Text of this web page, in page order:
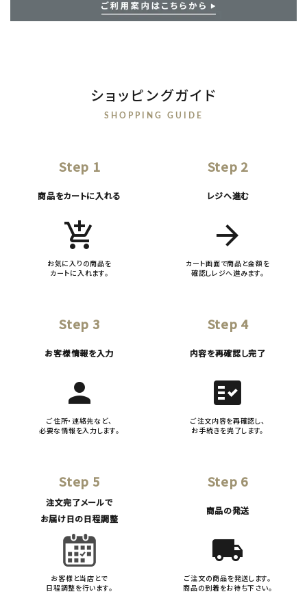
ショッピングガイド
SHOPPING GUIDE
Step 1
商品をカートに入れる
add_shopping_cart
お気に入りの商品を
カートに入れます。
Step 2
レジへ進む
arrow_forward
カート画面で商品と金額を
確認しレジへ進みます。
Step 3
お客様情報を入力
person
ご住所・連絡先など、
必要な情報を入力します。
Step 4
内容を再確認し完了
fact_check
ご注文内容を再確認し、
お手続きを完了します。
Step 5
注文完了メールで
お届け日の日程調整
お客様と当店とで
日程調整を行います。
Step 6
商品の発送
local_shipping
ご注文の商品を発送します。
商品の到着をお待ち下さい。